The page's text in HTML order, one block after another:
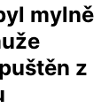
mylně
z